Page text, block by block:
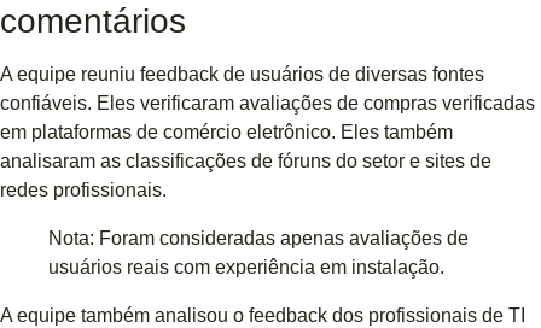
comentários
A equipe reuniu feedback de usuários de diversas fontes
confiáveis. Eles verificaram avaliações de compras verificadas
em plataformas de comércio eletrônico. Eles também
analisaram as classificações de fóruns do setor e sites de
redes profissionais.
Nota: Foram consideradas apenas avaliações de
usuários reais com experiência em instalação.
A equipe também analisou o feedback dos profissionais de TI